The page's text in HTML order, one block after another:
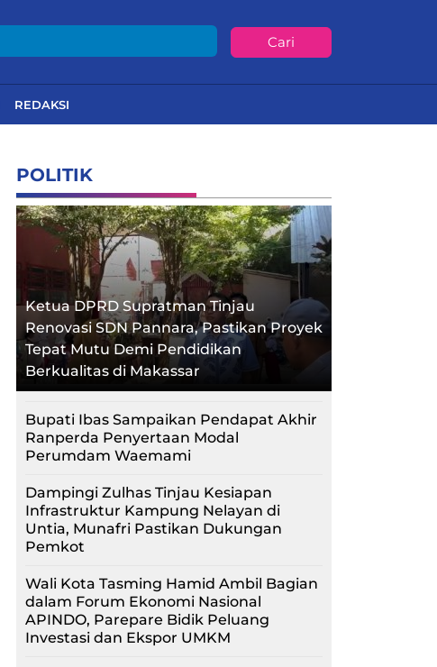
Cari
REDAKSI
POLITIK
Ketua DPRD Supratman Tinjau
Renovasi SDN Pannara, Pastikan Proyek
Tepat Mutu Demi Pendidikan
Berkualitas di Makassar
Bupati Ibas Sampaikan Pendapat Akhir
Ranperda Penyertaan Modal
Perumdam Waemami
Dampingi Zulhas Tinjau Kesiapan
Infrastruktur Kampung Nelayan di
Untia, Munafri Pastikan Dukungan
Pemkot
Wali Kota Tasming Hamid Ambil Bagian
dalam Forum Ekonomi Nasional
APINDO, Parepare Bidik Peluang
Investasi dan Ekspor UMKM